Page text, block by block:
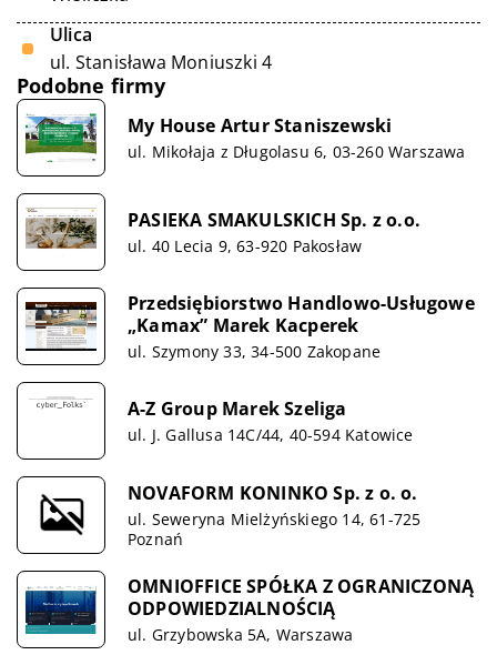
Ulica
ul. Stanisława Moniuszki 4
Podobne firmy
My House Artur Staniszewski
ul. Mikołaja z Długolasu 6, 03-260 Warszawa
PASIEKA SMAKULSKICH Sp. z o.o.
ul. 40 Lecia 9, 63-920 Pakosław
Przedsiębiorstwo Handlowo-Usługowe
„Kamax” Marek Kacperek
ul. Szymony 33, 34-500 Zakopane
A-Z Group Marek Szeliga
ul. J. Gallusa 14C/44, 40-594 Katowice
NOVAFORM KONINKO Sp. z o. o.
ul. Seweryna Mielżyńskiego 14, 61-725
Poznań
OMNIOFFICE SPÓŁKA Z OGRANICZONĄ
ODPOWIEDZIALNOŚCIĄ
ul. Grzybowska 5A, Warszawa